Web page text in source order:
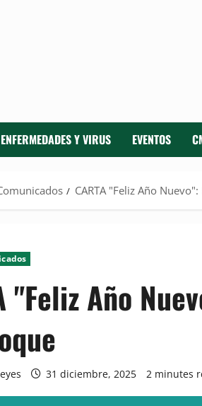
ENFERMEDADES Y VIRUS EVENTOS
CARTA "Feliz Año
"Feliz Año
31 diciembre, 2025 2 minutes